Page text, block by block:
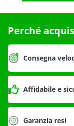
Perché
Consegna
Affidabile e
Garanzia resi